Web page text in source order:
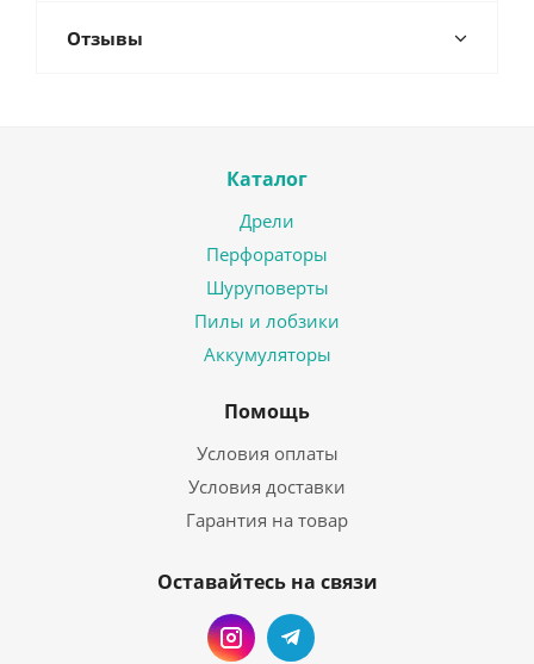
Отзывы
Каталог
Дрели
Перфораторы
Шуруповерты
Пилы и лобзики
Аккумуляторы
Помощь
Условия оплаты
Условия доставки
Гарантия на товар
Оставайтесь на связи